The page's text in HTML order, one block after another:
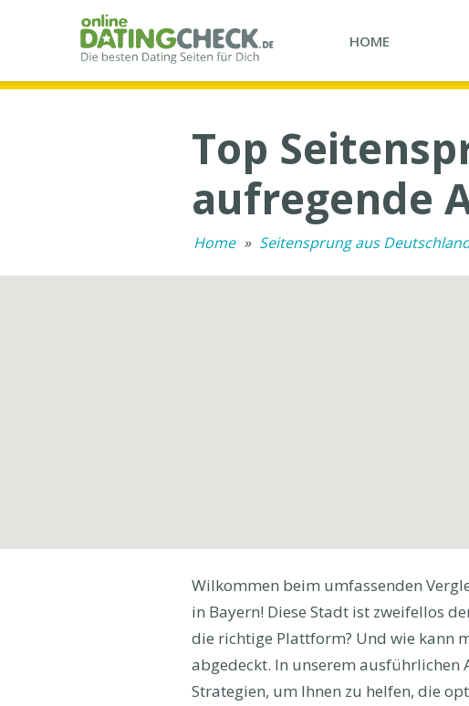
HOME
Top
aufregende
Home » Seitensprung aus
Wilkommen beim umfassenden
in Bayern! Diese Stadt ist zweifellos
die richtige Plattform? Und wie kann
abgedeckt. In unserem ausführlichen
Strategien, um Ihnen zu helfen, die